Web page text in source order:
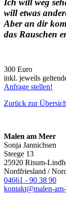
will etwas
Aber an dir
das Rauschen
300 Euro
inkl. jeweils
Anfrage stellen!
Zurück zur
Malen am Meer
Sonja Jannichsen
Steege 13
25920 Risum-
Nordfriesland /
04661 - 90 38 90
kontakt@malen-